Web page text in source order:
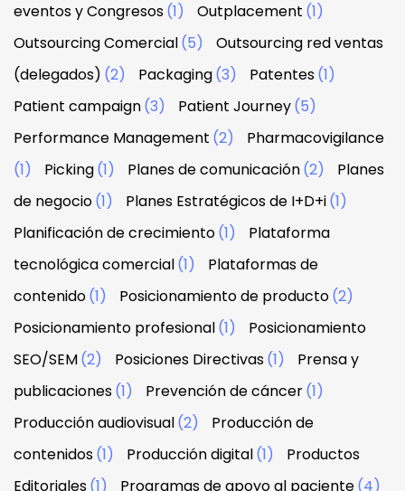
eventos y Congresos(1) Outplacement (1)
Outsourcing Comercial(5)
Outsourcing red ventas
(delegados) (2) Packaging(3) Patentes(1)
Patient campaign(3) Patient Journey(5)
Performance Management (2)
Pharmacovigilance
(1)
Picking(1) Planes de comunicación(2)
Planes
de negocio(1) Planes Estratégicos de I+D+i(1)
Planificación de crecimiento(1)
Plataforma
tecnológica comercial(1)
Plataformas de
contenido(1) Posicionamiento de producto(2)
Posicionamiento profesional(1)
Posicionamiento
SEO/SEM(2) Posiciones Directivas(1)
Prensa y
publicaciones(1) Prevención de cáncer(1)
Producción audiovisual(2)
Producción de
contenidos(1) Producción digital(1)
Productos
Editoriales(1) Programas de apoyo al paciente(4)